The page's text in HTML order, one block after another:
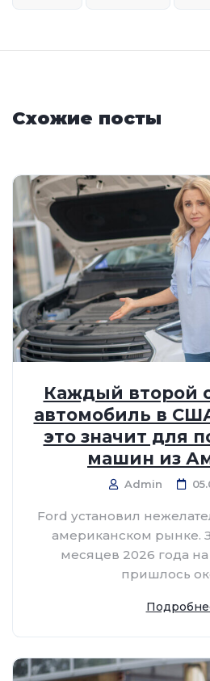
Схожие посты
Каждый второй
автомобиль в
это значит для
машин из
Admin
Ford установил
американском рынке.
месяцев 2026 года
пришлось